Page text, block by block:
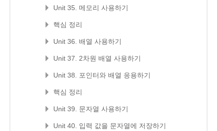
Unit 35. 메모리 사용하기
핵심 정리
Unit 36. 배열 사용하기
Unit 37. 2차원 배열 사용하기
Unit 38. 포인터와 배열 응용하기
핵심 정리
Unit 39. 문자열 사용하기
Unit 40. 입력 값을 문자열에 저장하기